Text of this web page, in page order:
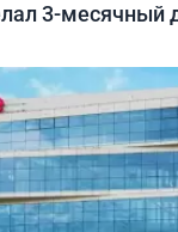
3-месячный